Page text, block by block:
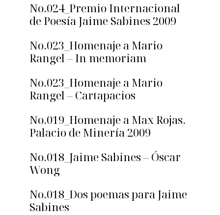
No.024_Premio Internacional
de Poesía Jaime Sabines 2009
No.023_Homenaje a Mario
Rangel – In memoriam
No.023_Homenaje a Mario
Rangel – Cartapacios
No.019_Homenaje a Max Rojas.
Palacio de Minería 2009
No.018_Jaime Sabines – Óscar
Wong
No.018_Dos poemas para Jaime
Sabines